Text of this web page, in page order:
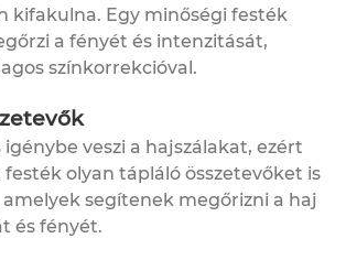
kifakulna. Egy minőségi festék
a fényét és intenzitását,
színkorrekcióval.
igénybe veszi a hajszálakat, ezért
olyan tápláló összetevőket is
segítenek megőrizni a haj
és fényét.